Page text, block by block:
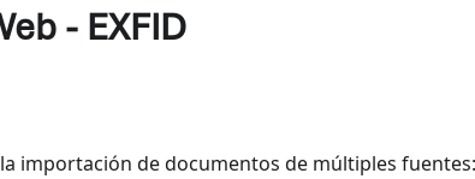
- EXFID
importación de documentos de múltiples